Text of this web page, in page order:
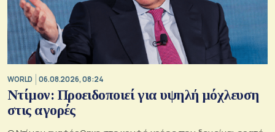
WORLD 06.08.2026, 08:24
Ντίμον: Προειδοποιεί για υψηλή μόχλευση
στις αγορές